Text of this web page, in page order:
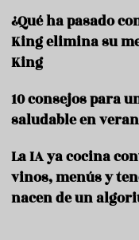
¿Qué ha pasado
King elimina su
King
10 consejos para
saludable en
La IA ya cocina
vinos, menús y
nacen de un